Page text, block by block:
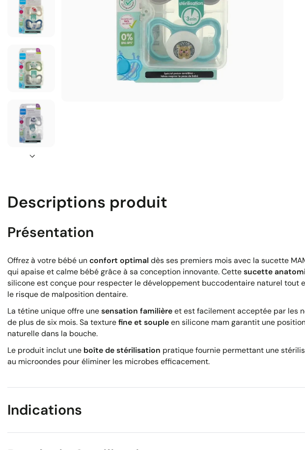
Descriptions produit
Présentation
Offrez à votre bébé un confort optimal dès ses premiers mois avec la sucette
qui apaise et calme bébé grâce à sa conception innovante. Cettesucette
silicone est conçue pour respecter le développement buccodentaire naturel tout
le risque de malposition dentaire.
La tétine unique offre unesensation familièreet est facilement acceptée par les
de plus de six mois. Sa texturefine et soupleen silicone mam garantit une
naturelle dans la bouche.
Le produit inclut une boîte de stérilisation pratique fournie permettant une
au microondes pour éliminer les microbes efficacement.
Indications